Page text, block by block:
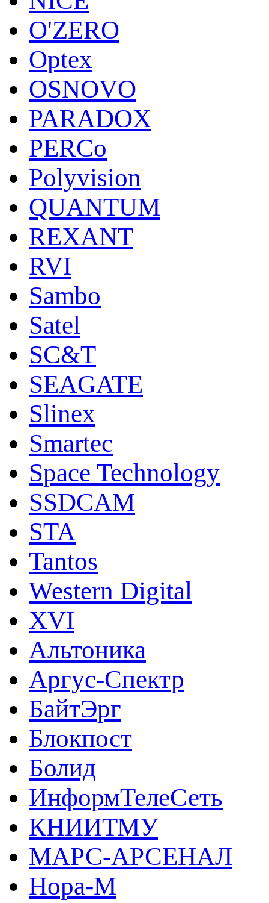
O'ZERO
Optex
OSNOVO
PARADOX
PERCo
Polyvision
QUANTUM
REXANT
RVI
Sambo
Satel
SC&T
SEAGATE
Slinex
Smartec
Space Technology
SSDCAM
STA
Tantos
Western Digital
XVI
Альтоника
Аргус-Спектр
БайтЭрг
Блокпост
Болид
ИнформТелеСеть
КНИИТМУ
МАРС-АРСЕНАЛ
Нора-М